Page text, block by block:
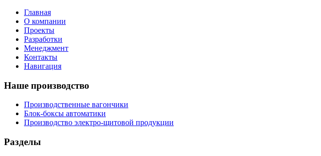
Главная
О компании
Проекты
Разработки
Менеджмент
Контакты
Навигация
Наше производство
Производственные вагончики
Блок-боксы автоматики
Производство электро-щитовой продукции
Разделы